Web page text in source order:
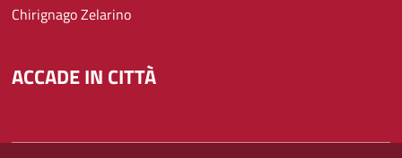
Chirignago Zelarino
ACCADE IN CITTÀ